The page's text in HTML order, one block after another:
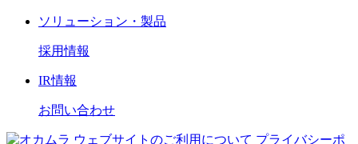
ソリューション・製品
採用情報
IR情報
お問い合わせ
ウェブサイトのご利用について プライバシーポ